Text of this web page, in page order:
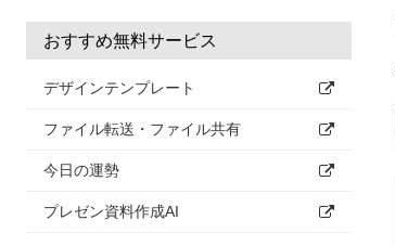
おすすめ無料サービス
デザインテンプレート
ファイル転送・ファイル共有
今日の運勢
プレゼン資料作成AI